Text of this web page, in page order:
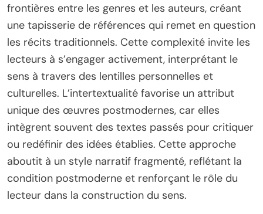
frontières entre les genres et les auteurs, créant
une tapisserie de références qui remet en question
les récits traditionnels. Cette complexité invite les
lecteurs à s’engager activement, interprétant le
sens à travers des lentilles personnelles et
culturelles. L’intertextualité favorise un attribut
unique des œuvres postmodernes, car elles
intègrent souvent des textes passés pour critiquer
ou redéfinir des idées établies. Cette approche
aboutit à un style narratif fragmenté, reflétant la
condition postmoderne et renforçant le rôle du
lecteur dans la construction du sens.